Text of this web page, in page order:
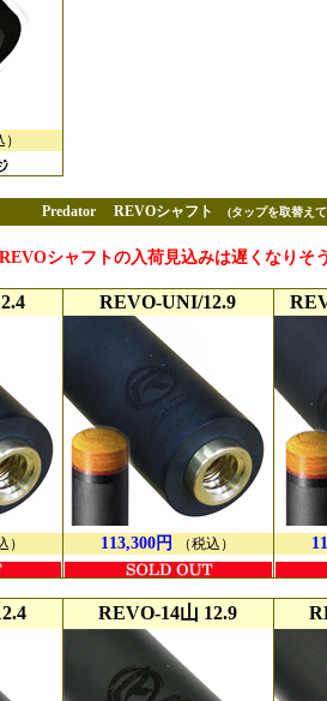
Predator REVOシャフト (タップを取替え
シャフトの入荷見込みは遅くなりそ
）
REVO-UNI/12.9
113,300円 （税込）
REVO-14山 12.9